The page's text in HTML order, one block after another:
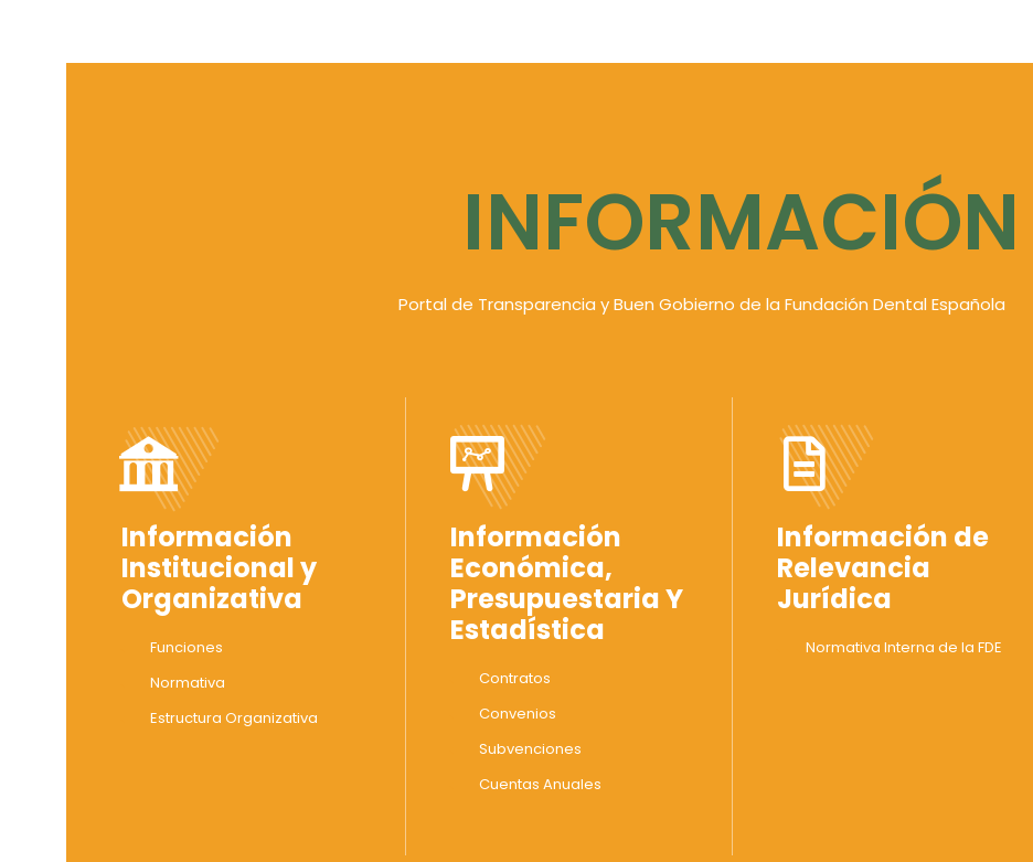
INFORMACIÓN
Portal de Transparencia y Buen Gobierno de la Fundación Dental Española
Información
Institucional y
Organizativa
Funciones
Normativa
Estructura Organizativa
Información
Económica,
Presupuestaria Y
Estadística
Contratos
Convenios
Subvenciones
Cuentas Anuales
Información de
Relevancia
Jurídica
Normativa Interna de la FDE